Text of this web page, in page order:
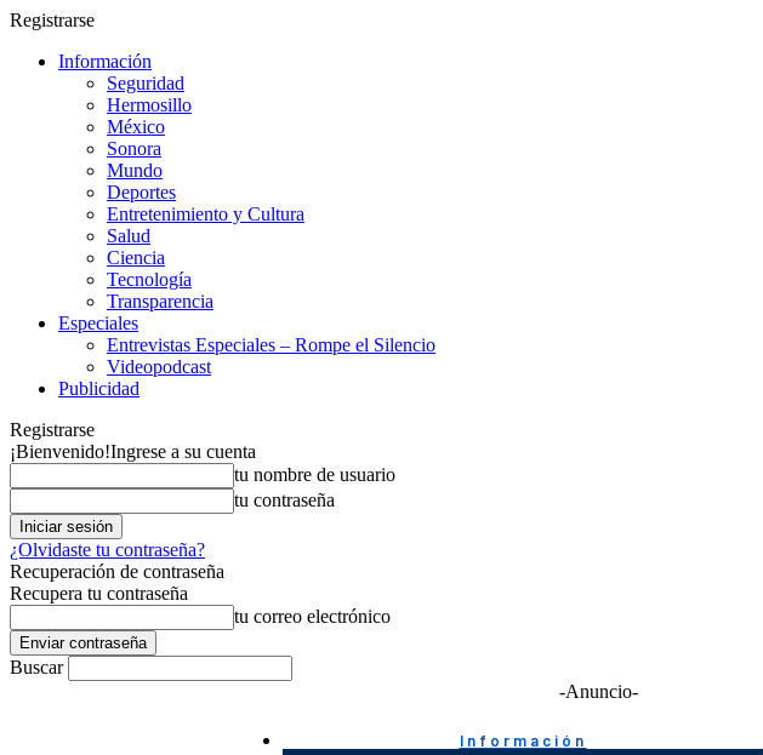
Registrarse
Información
Seguridad
Hermosillo
México
Sonora
Mundo
Deportes
Entretenimiento y Cultura
Salud
Ciencia
Tecnología
Transparencia
Especiales
Entrevistas Especiales – Rompe el Silencio
Videopodcast
Publicidad
Registrarse
¡Bienvenido!Ingrese a su cuenta
tu nombre de usuario
tu contraseña
¿Olvidaste tu contraseña?
Recuperación de contraseña
Recupera tu contraseña
tu correo electrónico
Buscar
-Anuncio-
Información